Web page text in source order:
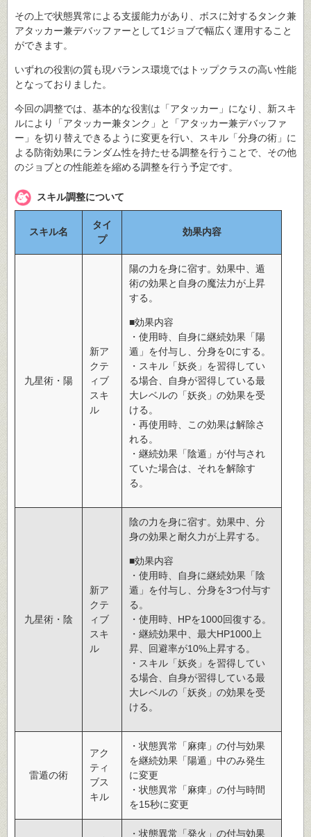
その上で状態異常による支援能力があり、ボスに対するタンク兼
アタッカー兼デバッファーとして1ジョブで幅広く運用すること
ができます。
いずれの役割の質も現バランス環境ではトップクラスの高い性能
となっておりました。
今回の調整では、基本的な役割は「アタッカー」になり、新スキ
ルにより「アタッカー兼タンク」と「アタッカー兼デバッファ
ー」を切り替えできるように変更を行い、スキル「分身の術」に
よる防衛効果にランダム性を持たせる調整を行うことで、その他
のジョブとの性能差を縮める調整を行う予定です。
スキル調整について
スキル名
タイ
プ
効果内容
九星術・陽
新ア
クテ
ィブ
スキ
ル
陽の力を身に宿す。効果中、遁
術の効果と自身の魔法力が上昇
する。
■効果内容
・使用時、自身に継続効果「陽
遁」を付与し、分身を0にする。
・スキル「妖炎」を習得してい
る場合、自身が習得している最
大レベルの「妖炎」の効果を受
ける。
・再使用時、この効果は解除さ
れる。
・継続効果「陰遁」が付与され
ていた場合は、それを解除す
る。
九星術・陰
新ア
クテ
ィブ
スキ
ル
陰の力を身に宿す。効果中、分
身の効果と耐久力が上昇する。
■効果内容
・使用時、自身に継続効果「陰
遁」を付与し、分身を3つ付与す
る。
・使用時、HPを1000回復する。
・継続効果中、最大HP1000上
昇、回避率が10%上昇する。
・スキル「妖炎」を習得してい
る場合、自身が習得している最
大レベルの「妖炎」の効果を受
ける。
雷遁の術
アク
ティ
ブス
キル
・状態異常「麻痺」の付与効果
を継続効果「陽遁」中のみ発生
に変更
・状態異常「麻痺」の付与時間
を15秒に変更
・状態異常「発火」の付与効果